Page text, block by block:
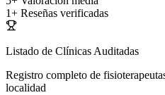
1+ Reseñas verificadas
Listado de Clínicas Auditadas
Registro completo de
localidad